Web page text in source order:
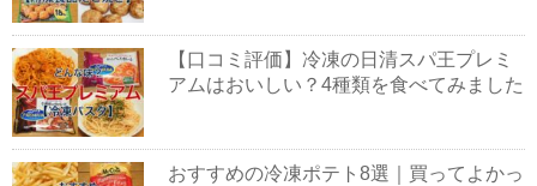
【口コミ評価】冷凍の日清スパ王プレミ
アムはおいしい？4種類を食べてみました
おすすめの冷凍ポテト8選｜買ってよかっ